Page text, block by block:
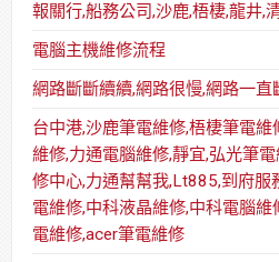
報關行,船務公司,沙鹿,梧棲,龍井,
電腦主機維修流程
網路斷斷續續,網路很慢,網路一直
台中港,沙鹿筆電維修,梧棲筆電
維修,力通電腦維修,靜宜,弘光筆
修中心,力通幫幫我,Lt885,到府服
電維修,中科液晶維修,中科電腦
電維修,acer筆電維修